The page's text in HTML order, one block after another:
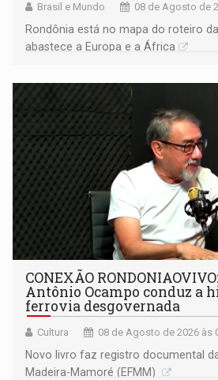
Brasil e Mundo 08 de Agosto de
Rondônia está no mapa do roteiro
abastece a Europa e a África
CONEXÃO
Antônio Ocampo conduz a
ferrovia desgovernada
Cultura 08 de Agosto de 2026 às
Novo livro faz registro documental
Madeira-Mamoré (EFMM)